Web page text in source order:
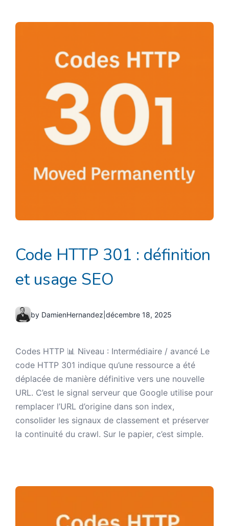
Code HTTP 301 : définition
et usage SEO
by DamienHernandez décembre 18, 2025
Codes HTTP 📊 Niveau : Intermédiaire / avancé Le
code HTTP 301 indique qu’une ressource a été
déplacée de manière définitive vers une nouvelle
URL. C’est le signal serveur que Google utilise pour
remplacer l’URL d’origine dans son index,
consolider les signaux de classement et préserver
la continuité du crawl. Sur le papier, c’est simple.